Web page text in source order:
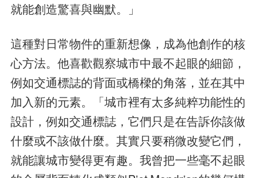
就能創造驚喜與幽默。」
這種對日常物件的重新想像，成為他創作的核
心方法。他喜歡觀察城市中最不起眼的細節，
例如交通標誌的背面或橋樑的角落，並在其中
加入新的元素。「城市裡有太多純粹功能性的
設計，例如交通標誌，它們只是在告訴你該做
什麼或不該做什麼。其實只要稍微改變它們，
就能讓城市變得更有趣。我曾把一些毫不起眼